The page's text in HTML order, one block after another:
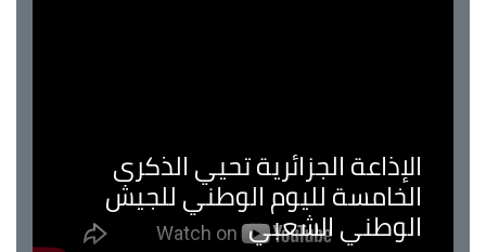
الإذاعة الجزائرية تحيي الذكرى
الخامسة لليوم الوطني للجيش
الوطني الشعبي